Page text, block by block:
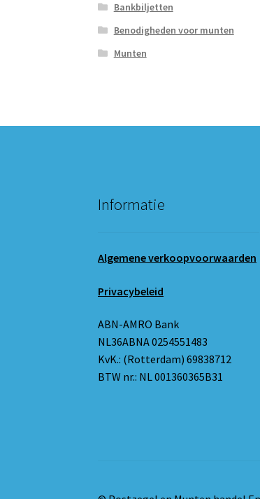
Bankbiljetten
Benodigheden voor munten
Munten
Informatie
Algemene verkoopvoorwaarden
Privacybeleid
ABN-AMRO Bank
NL36ABNA 0254551483
KvK.: (Rotterdam) 69838712
BTW nr.: NL 001360365B31